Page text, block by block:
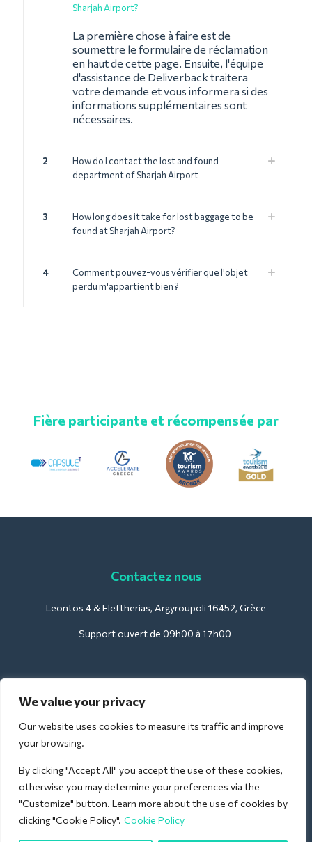
We value your privacy
Our website uses cookies to measure its traffic and improve
your browsing.
By clicking "Accept All" you accept the use of these cookies,
otherwise you may determine your preferences via the
"Customize" button. Learn more about the use of cookies by
clicking "Cookie Policy". Cookie Policy
Sharjah Airport?
La première chose à faire est de
soumettre le formulaire de réclamation
en haut de cette page. Ensuite, l'équipe
d'assistance de Deliverback traitera
votre demande et vous informera si des
informations supplémentaires sont
nécessaires.
2
How do I contact the lost and found
department of Sharjah Airport
3
How long does it take for lost baggage to be
found at Sharjah Airport?
4
Comment pouvez-vous vérifier que l'objet
perdu m'appartient bien ?
Fière participante et récompensée par
Contactez nous
Leontos 4 & Eleftherias, Argyroupoli 16452, Grèce
Support ouvert de 09h00 à 17h00
Pour les hôtels :
support@deliverback.com
Pour l'aéroport :
airport@deliverback.com